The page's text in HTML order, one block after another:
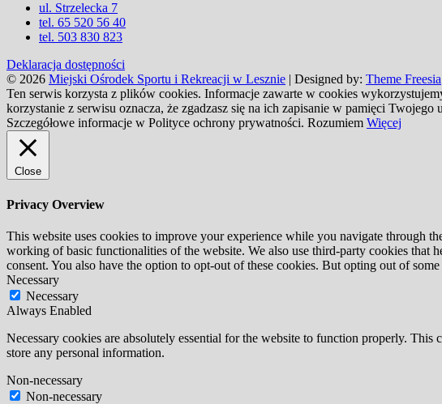
ul. Strzelecka 7
tel. 65 520 56 40
tel. 503 830 823
Deklaracja dostępności
© 2026 Miejski Ośrodek Sportu i Rekreacji w Lesznie | Designed by: Theme Freesia
Ten serwis korzysta z plików cookies. Informacje zawarte w cookies
korzystanie z serwisu oznacza, że zgadzasz się na ich zapisanie w pamięci
Szczegółowe informacje w Polityce ochrony prywatności. Rozumiem Więcej
Close
Privacy Overview
This website uses cookies to improve your experience while you navigate through
working of basic functionalities of the website. We also use third-party cookies
consent. You also have the option to opt-out of these cookies. But opting out of
Necessary
Necessary
Always Enabled
Necessary cookies are absolutely essential for the website to function properly.
store any personal information.
Non-necessary
Non-necessary